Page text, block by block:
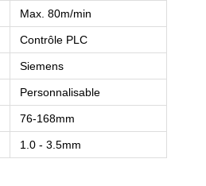
Max. 80m/min
Contrôle PLC
Siemens
Personnalisable
76-168mm
1.0 - 3.5mm